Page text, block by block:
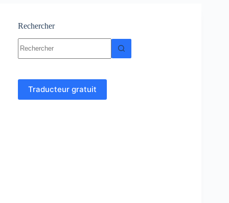
–
–
TP
Rechercher
résultat
Traducteur gratuit